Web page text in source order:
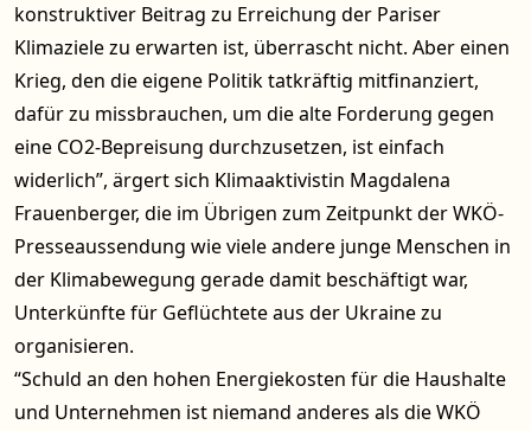
konstruktiver Beitrag zu Erreichung der Pariser
Klimaziele zu erwarten ist, überrascht nicht. Aber einen
Krieg, den die eigene Politik tatkräftig mitfinanziert,
dafür zu missbrauchen, um die alte Forderung gegen
eine CO2-Bepreisung durchzusetzen, ist einfach
widerlich”, ärgert sich Klimaaktivistin Magdalena
Frauenberger, die im Übrigen zum Zeitpunkt der WKÖ-
Presseaussendung wie viele andere junge Menschen in
der Klimabewegung gerade damit beschäftigt war,
Unterkünfte für Geflüchtete aus der Ukraine zu
organisieren.
“Schuld an den hohen Energiekosten für die Haushalte
und Unternehmen ist niemand anderes als die WKÖ